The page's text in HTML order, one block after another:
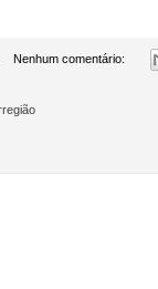
Nenhum comentário: